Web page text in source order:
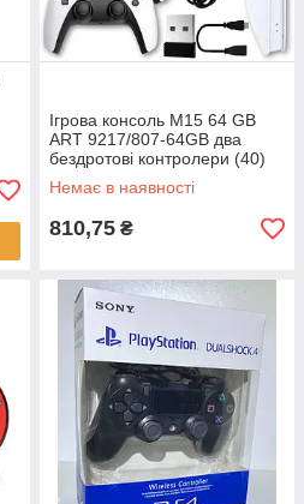
Ігрова консоль M15 64 GB
ART 9217/807-64GB два
бездротові контролери (40)
Немає в наявності
810,75 ₴